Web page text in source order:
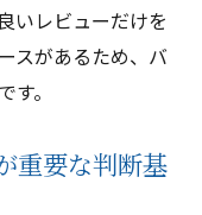
いレビューだけを
スがあるため、バ
。
重要な判断基